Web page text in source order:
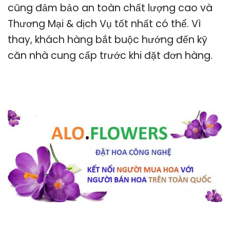
cũng đảm bảo an toàn chất lượng cao và
Thương Mại & dịch Vụ tốt nhất có thể. Vì
thay, khách hàng bắt buộc hướng đến kỹ
căn nhà cung cấp trước khi đặt đơn hàng.